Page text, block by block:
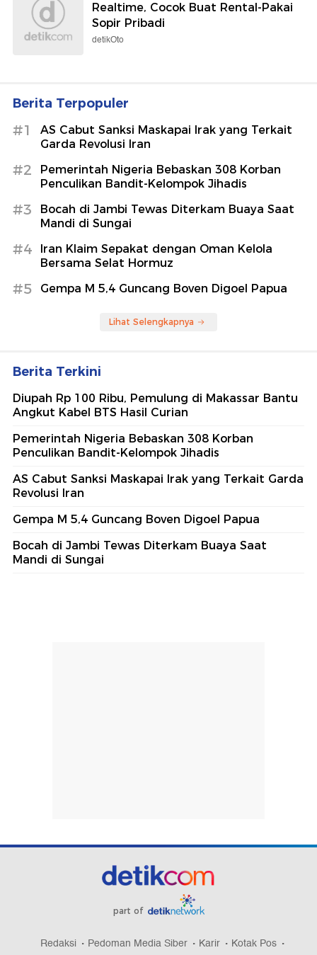
Realtime, Cocok Buat Rental-Pakai
Sopir Pribadi
detikOto
Berita Terpopuler
#1
AS Cabut Sanksi Maskapai Irak yang Terkait
Garda Revolusi Iran
#2
Pemerintah Nigeria Bebaskan 308 Korban
Penculikan Bandit-Kelompok Jihadis
#3
Bocah di Jambi Tewas Diterkam Buaya Saat
Mandi di Sungai
#4
Iran Klaim Sepakat dengan Oman Kelola
Bersama Selat Hormuz
#5 Gempa M 5,4 Guncang Boven Digoel Papua
Lihat Selengkapnya
Berita Terkini
Diupah Rp 100 Ribu, Pemulung di Makassar Bantu
Angkut Kabel BTS Hasil Curian
Pemerintah Nigeria Bebaskan 308 Korban
Penculikan Bandit-Kelompok Jihadis
AS Cabut Sanksi Maskapai Irak yang Terkait Garda
Revolusi Iran
Gempa M 5,4 Guncang Boven Digoel Papua
Bocah di Jambi Tewas Diterkam Buaya Saat
Mandi di Sungai
part of
Redaksi Pedoman Media Siber Karir
Kotak Pos